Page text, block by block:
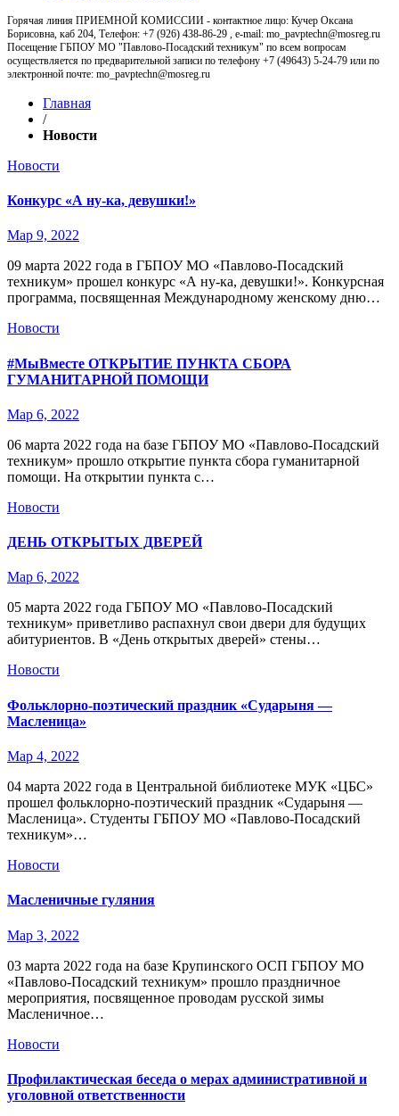
Горячая линия ПРИЕМНОЙ КОМИССИИ - контактное лицо: Кучер Оксана
Борисовна, каб 204, Телефон: +7 (926) 438-86-29 , e-mail: mo_pavptechn@mosreg.ru
Посещение ГБПОУ МО "Павлово-Посадский техникум" по всем вопросам
осуществляется по предварительной записи по телефону +7 (49643) 5-24-79 или по
электронной почте: mo_pavptechn@mosreg.ru
Главная
/
Новости
Новости
Конкурс «А ну-ка, девушки!»
Мар 9, 2022
09 марта 2022 года в ГБПОУ МО «Павлово-Посадский
техникум» прошел конкурс «А ну-ка, девушки!». Конкурсная
программа, посвященная Международному женскому дню…
Новости
#МыВместе ОТКРЫТИЕ ПУНКТА СБОРА
ГУМАНИТАРНОЙ ПОМОЩИ
Мар 6, 2022
06 марта 2022 года на базе ГБПОУ МО «Павлово-Посадский
техникум» прошло открытие пункта сбора гуманитарной
помощи. На открытии пункта с…
Новости
ДЕНЬ ОТКРЫТЫХ ДВЕРЕЙ
Мар 6, 2022
05 марта 2022 года ГБПОУ МО «Павлово-Посадский
техникум» приветливо распахнул свои двери для будущих
абитуриентов. В «День открытых дверей» стены…
Новости
Фольклорно-поэтический праздник «Сударыня —
Масленица»
Мар 4, 2022
04 марта 2022 года в Центральной библиотеке МУК «ЦБС»
прошел фольклорно-поэтический праздник «Сударыня —
Масленица». Студенты ГБПОУ МО «Павлово-Посадский
техникум»…
Новости
Масленичные гуляния
Мар 3, 2022
03 марта 2022 года на базе Крупинского ОСП ГБПОУ МО
«Павлово-Посадский техникум» прошло праздничное
мероприятия, посвященное проводам русской зимы
Масленичное…
Новости
Профилактическая беседа о мерах административной и
уголовной ответственности